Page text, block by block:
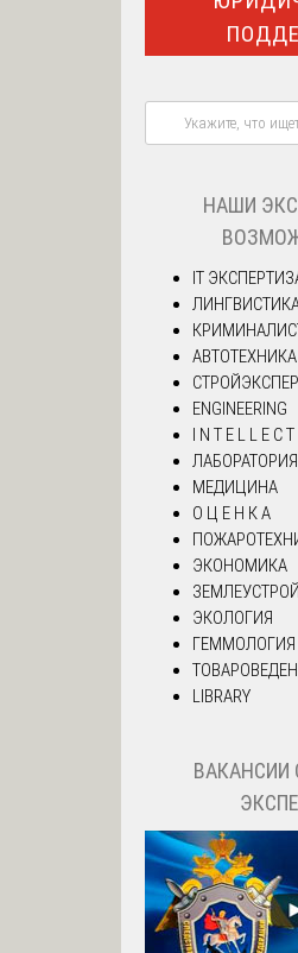
НАШИ
IT
АВТОТЕХНИКА
ENGINEERING
I N T E L L E C T
ЛАБОРАТОРИЯ
МЕДИЦИНА
О Ц Е Н К А
ЭКОНОМИКА
ЭКОЛОГИЯ
ГЕММОЛОГИЯ
LIBRARY
ВАКАНСИИ